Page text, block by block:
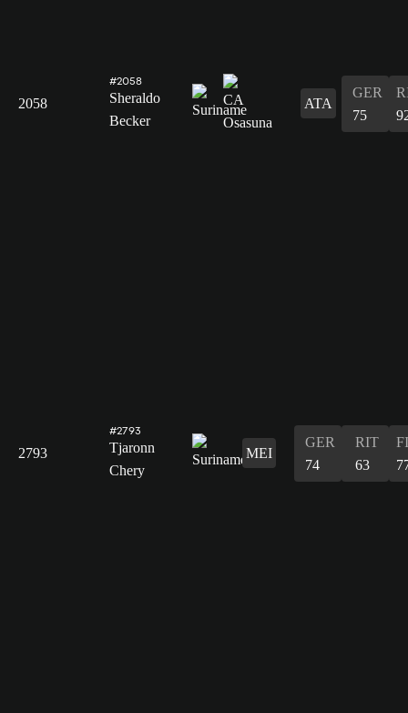
2058
#2058
Sheraldo
Becker
ATA
GER
75
2793
#2793
Tjaronn
Chery
MEI
GER
74
RIT
63